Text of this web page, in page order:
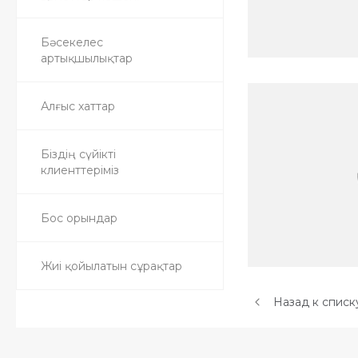
Бәсекелес
артықшылықтар
Алғыс хаттар
Біздің сүйікті
клиенттеріміз
Бос орындар
Жиі қойылатын сұрақтар
Назад к